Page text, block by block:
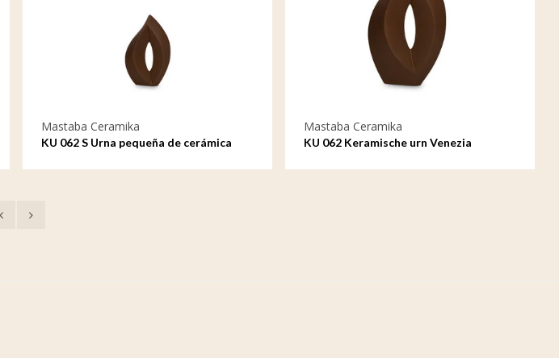
Mastaba Ceramika
KU 062 S Urna pequeña de cerámica
Mastaba Ceramika
KU 062 Keramische urn Venezia